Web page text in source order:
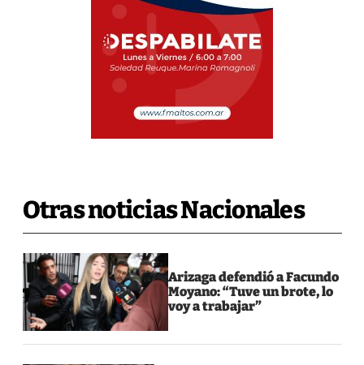
Otras noticias Nacionales
Arizaga defendió a Facundo
Moyano: “Tuve un brote, lo
voy a trabajar”